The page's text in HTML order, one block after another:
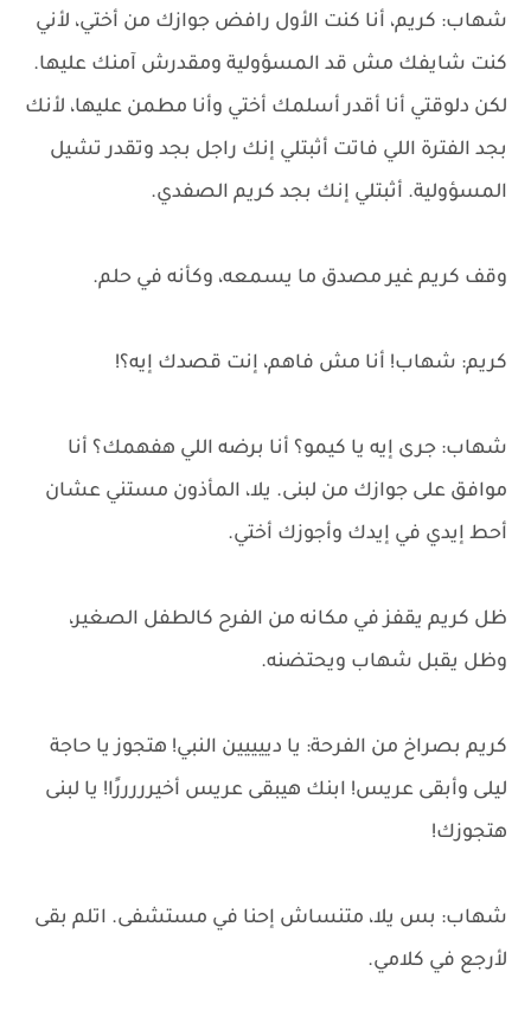
شهاب: كريم، أنا كنت الأول رافض جوازك من أختي، لأني
كنت شايفك مش قد المسؤولية ومقدرش آمنك عليها.
لكن دلوقتي أنا أقدر أسلمك أختي وأنا مطمن عليها، لأنك
بجد الفترة اللي فاتت أثبتلي إنك راجل بجد وتقدر تشيل
المسؤولية. أثبتلي إنك بجد كريم الصفدي.
وقف كريم غير مصدق ما يسمعه، وكأنه في حلم.
كريم: شهاب! أنا مش فاهم، إنت قصدك إيه؟!
شهاب: جرى إيه يا كيمو؟ أنا برضه اللي هفهمك؟ أنا
موافق على جوازك من لبنى. يلا، المأذون مستني عشان
أحط إيدي في إيدك وأجوزك أختي.
ظل كريم يقفز في مكانه من الفرح كالطفل الصغير،
وظل يقبل شهاب ويحتضنه.
كريم بصراخ من الفرحة: يا دييييين النبي! هتجوز يا حاجة
ليلى وأبقى عريس! ابنك هيبقى عريس أخيرررررًا! يا لبنى
هتجوزك!
شهاب: بس يلا، متنساش إحنا في مستشفى. اتلم بقى
لأرجع في كلامي.